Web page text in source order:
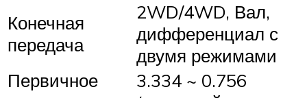
Конечная
передача
2WD/4WD, Вал,
дифференциал с
двумя режимами
Первичное
3.334 ~ 0.756